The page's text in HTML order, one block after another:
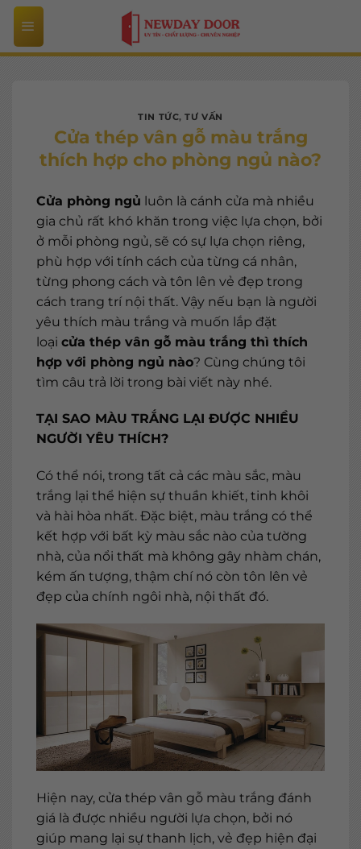
Bỏ
qua
nội
TIN TỨC,TƯ VẤN
Cửa thép vân gỗ màu trắng
thích hợp cho phòng ngủ nào?
Cửa phòng ngủ luôn là cánh cửa mà nhiều
gia chủ rất khó khăn trong việc lựa chọn, bởi
ở mỗi phòng ngủ, sẽ có sự lựa chọn riêng,
phù hợp với tính cách của từng cá nhân,
từng phong cách và tôn lên vẻ đẹp trong
cách trang trí nội thất. Vậy nếu bạn là người
yêu thích màu trắng và muốn lắp đặt
loại cửa thép vân gỗ màu trắng thì thích
hợp với phòng ngủ nào? Cùng chúng tôi
tìm câu trả lời trong bài viết này nhé.
TẠI SAO MÀU TRẮNG LẠI ĐƯỢC NHIỀU
NGƯỜI YÊU THÍCH?
Có thể nói, trong tất cả các màu sắc, màu
trắng lại thể hiện sự thuần khiết, tinh khôi
và hài hòa nhất. Đặc biệt, màu trắng có thể
kết hợp với bất kỳ màu sắc nào của tường
nhà, của nổi thất mà không gây nhàm chán,
kém ấn tượng, thậm chí nó còn tôn lên vẻ
đẹp của chính ngôi nhà, nội thất đó.
Hiện nay, cửa thép vân gỗ màu trắng đánh
giá là được nhiều người lựa chọn, bởi nó
giúp mang lại sự thanh lịch, vẻ đẹp hiện đại